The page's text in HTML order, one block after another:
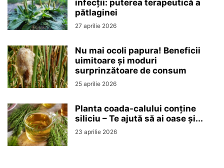
infecții: puterea terapeutică a
pătlaginei
27 aprilie 2026
Nu mai ocoli papura! Beneficii
uimitoare și moduri
surprinzătoare de consum
25 aprilie 2026
Planta coada-calului conține
siliciu – Te ajută să ai oase și...
23 aprilie 2026